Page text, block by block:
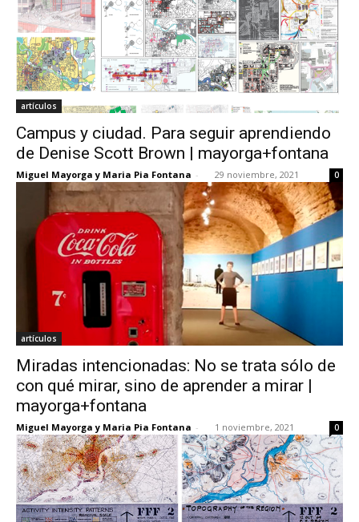
artículos
Campus y ciudad. Para seguir aprendiendo
de Denise Scott Brown | mayorga+fontana
Miguel Mayorga y Maria Pia Fontana - 29 noviembre, 2021 0
artículos
Miradas intencionadas: No se trata sólo de
con qué mirar, sino de aprender a mirar |
mayorga+fontana
Miguel Mayorga y Maria Pia Fontana - 1 noviembre, 2021 0